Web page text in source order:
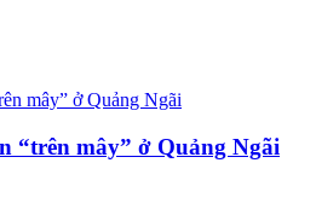
“trên mây” ở Quảng Ngãi